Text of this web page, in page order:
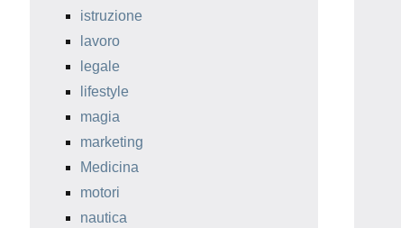
istruzione
lavoro
legale
lifestyle
magia
marketing
Medicina
motori
nautica